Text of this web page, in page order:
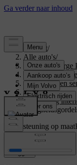
Support/
Alle auto's/
XC40
Onderhoud en
Verzorging/
Reiniging
Ondersteuning op maat
specifieke auto.
Inloggen